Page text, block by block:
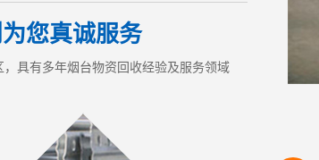
您真诚服务
，具有多年烟台物资回收经验及服务领域